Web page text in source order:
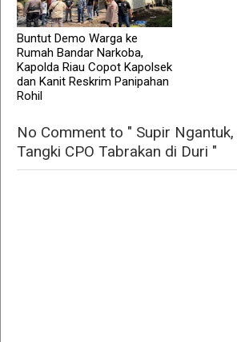
Buntut Demo Warga ke
Rumah Bandar Narkoba,
Kapolda Riau Copot Kapolsek
dan Kanit Reskrim Panipahan
Rohil
No Comment to " Supir
Tangki CPO Tabrakan di Duri "